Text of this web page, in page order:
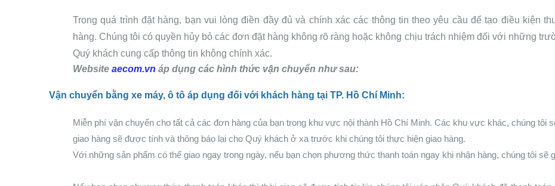
Trong quá trình đặt hàng, bạn vui lòng điền đầy đủ và chính xác các thông tin theo yêu cầu để tạo điều kiện
hàng. Chúng tôi có quyền hủy bỏ các đơn đặt hàng không rõ ràng hoặc không chịu trách nhiệm đối với những
Quý khách cung cấp thông tin không chính xác.
Website aecom.vn áp dụng các hình thức vận chuyển như sau:
Vận chuyển bằng xe máy, ô tô áp dụng đối với khách hàng tại TP. Hồ Chí Minh:
Miễn phí vận chuyển cho tất cả các đơn hàng của bạn trong khu vực nội thành Hồ Chí Minh. Các khu vực khác, chúng tôi
giao hàng sẽ được tính và thông báo lại cho Quý khách ở xa trước khi chúng tôi thực hiện giao hàng.
Với những sản phẩm có thể giao ngay trong ngày, nếu bạn chọn phương thức thanh toán ngay khi nhận hàng, chúng tôi sẽ